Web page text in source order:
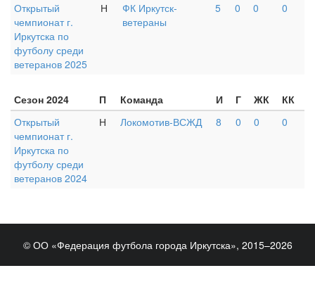
Открытый
чемпионат г.
Иркутска по
футболу среди
ветеранов 2025
Н
ФК Иркутск-
ветераны
5 0 0 0
Сезон 2024 П Команда И Г ЖК
КК
Открытый
чемпионат г.
Иркутска по
футболу среди
ветеранов 2024
Н Локомотив-ВСЖД 8 0 0 0
© ОО «Федерация футбола города Иркутска», 2015–2026